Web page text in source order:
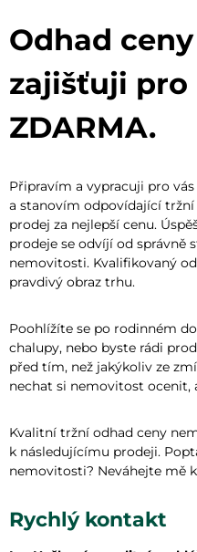
Odhad
zajišťuji
ZDARMA.
Připravím a vypracuji pro
a stanovím odpovídající
prodej za nejlepší cenu.
prodeje se odvíjí od správně
nemovitosti. Kvalifikovaný
pravdivý obraz trhu.
Poohlížíte se po rodinném
chalupy, nebo byste rádi
před tím, než jakýkoliv ze
nechat si nemovitost ocenit,
Kvalitní tržní odhad ceny
k následujícímu prodeji.
nemovitosti? Neváhejte mě
Rychlý kontakt